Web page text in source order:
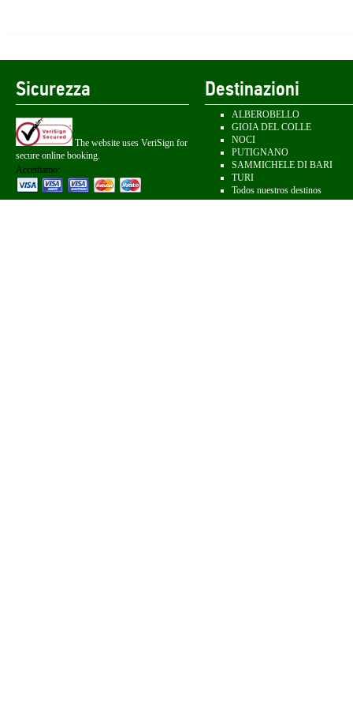
Sicurezza
The website uses VeriSign for
secure online booking.
Accettiamo:
Destinazioni
ALBEROBELLO
GIOIA DEL COLLE
NOCI
PUTIGNANO
SAMMICHELE DI BARI
TURI
Todos nuestros destinos